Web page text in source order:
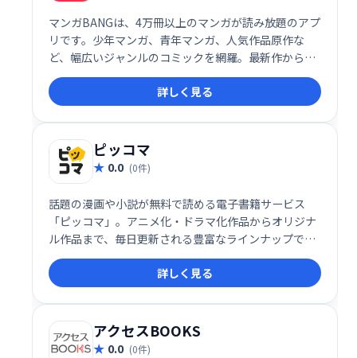
マンガBANGは、4万冊以上のマンガが読み放題のアプ
リです。少年マンガ、青年マンガ、人気作品原作な
ど、幅広いジャンルのコミックを網羅。最新作から定
番作品まで、ドラマや映画の原作マンガも充実してい
ます。
詳しく見る
ピッコマ
0.0 (0件)
話題の漫画や小説が無料で読める電子書籍サービス
「ピッコマ」。アニメ化・ドラマ化作品からオリジナ
ル作品まで、毎日更新される豊富なラインナップで、
充実の読書体験を提供します。
詳しく見る
アクセスBOOKS
0.0 (0件)